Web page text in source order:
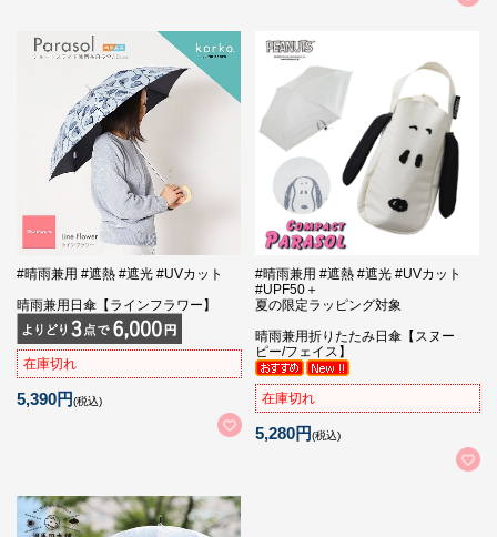
#晴雨兼用 #遮熱 #遮光 #UVカット
晴雨兼用日傘【ラインフラワー】
在庫切れ
5,390円(税込)
#晴雨兼用 #遮熱 #遮光 #UVカット
#UPF50＋
夏の限定ラッピング対象
晴雨兼用折りたたみ日傘【スヌー
ピー/フェイス】
在庫切れ
5,280円(税込)